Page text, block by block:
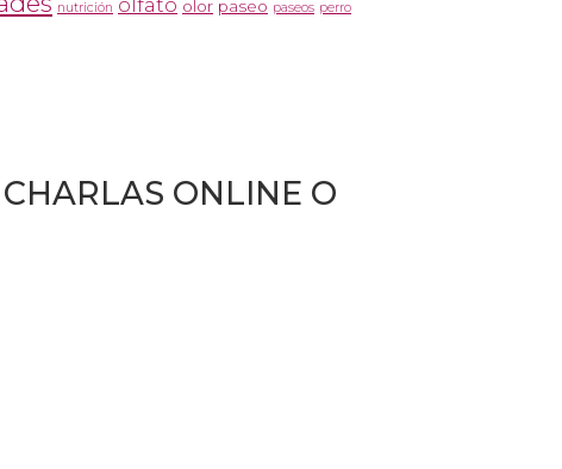
nutrición olfato olor paseo paseos perro
ONLINE O